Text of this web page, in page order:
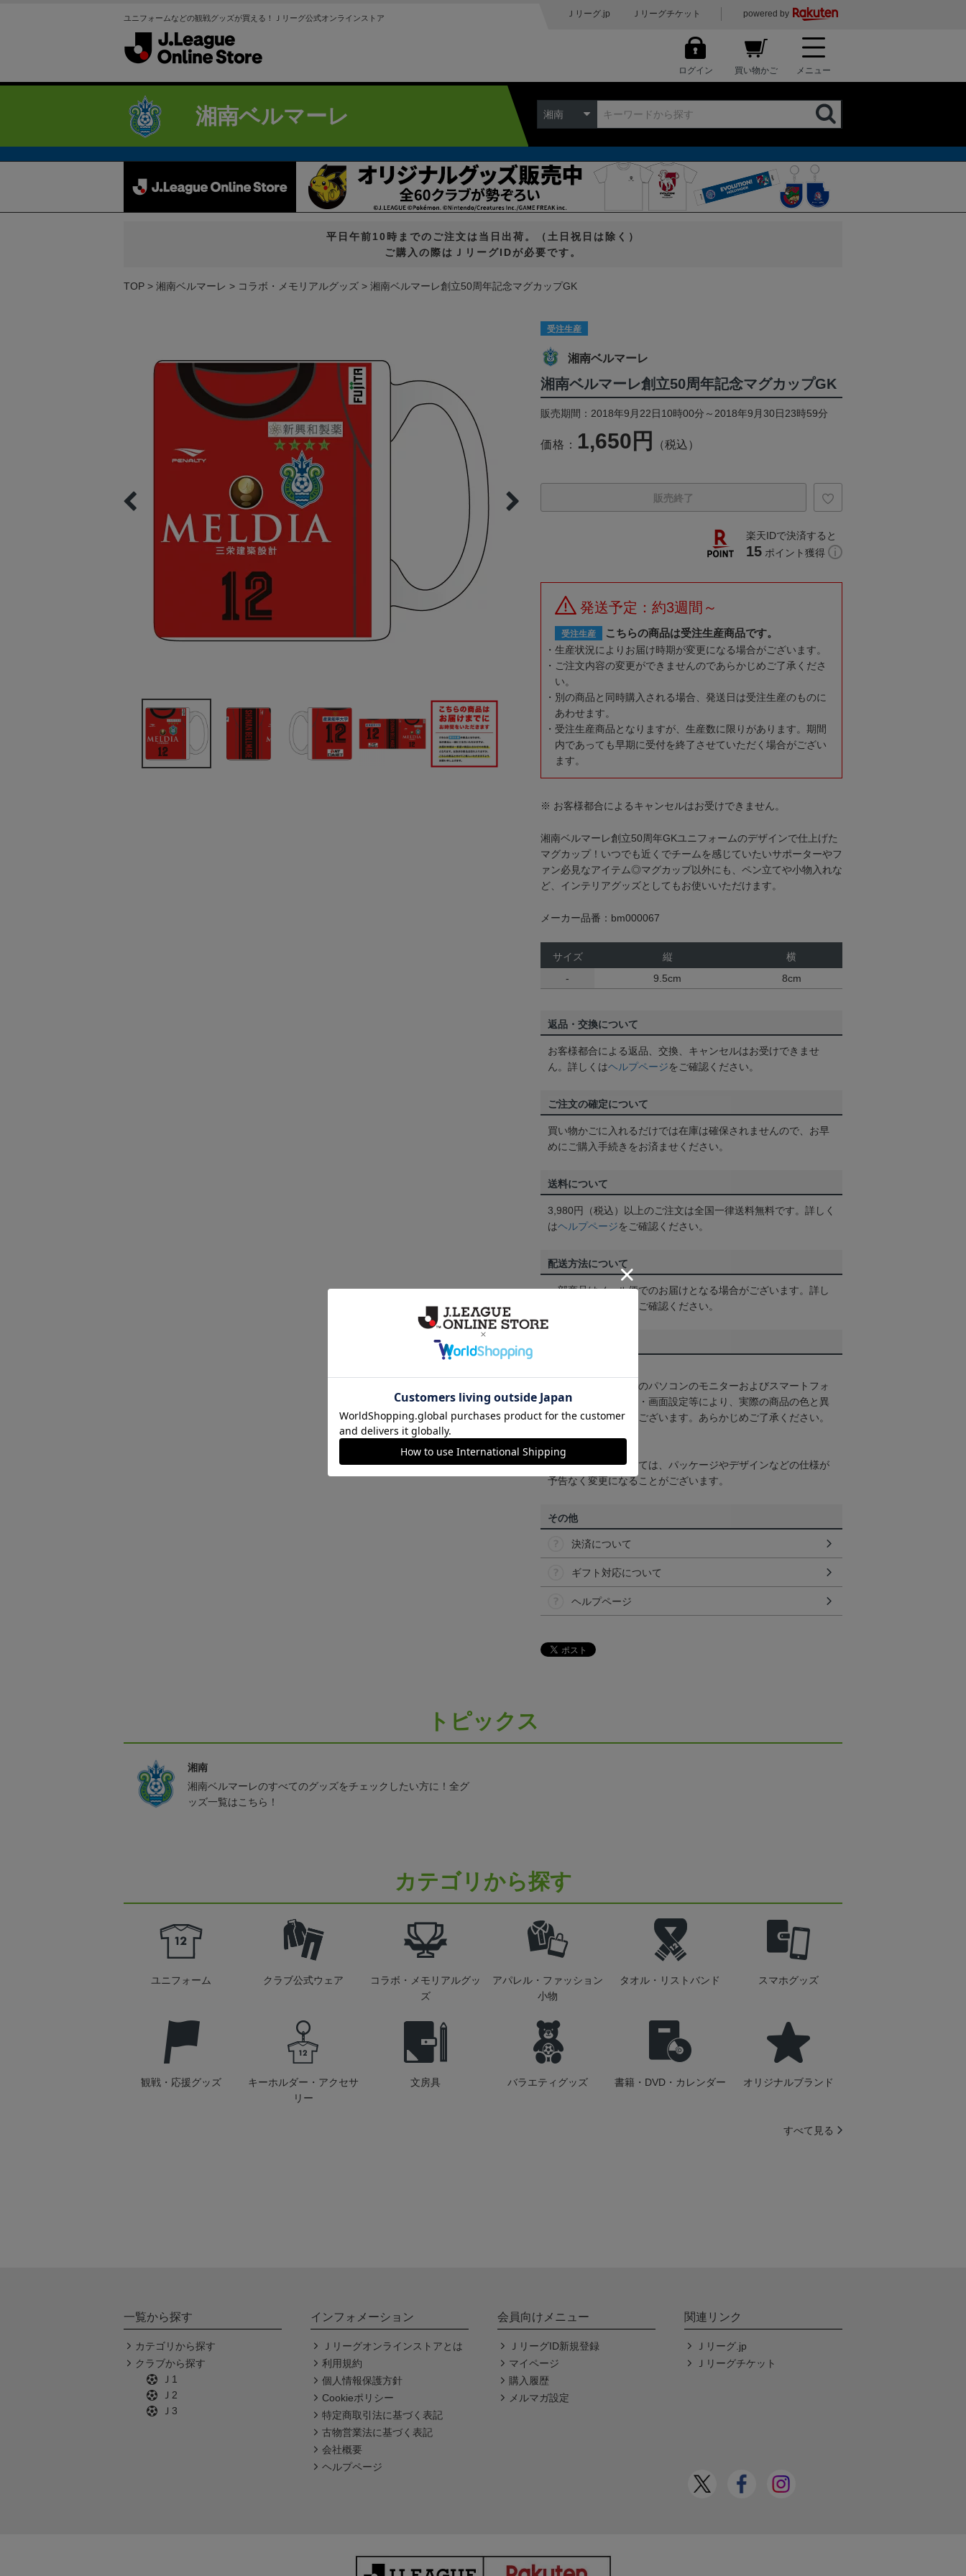
ユニフォームなどの観戦グッズが買える！Ｊリーグ公式オンラインストア Ｊリーグ.jp Ｊリーグチケット powered by
ログイン 買い物かご メニュー
湘南ベルマーレ 湘南
平日午前10時までのご注文は当日出荷。（土日祝日は除く）
ご購入の際はＪリーグIDが必要です。
TOP 湘南ベルマーレ コラボ・メモリアルグッズ 湘南ベルマーレ創立50周年記念マグカップGK
受注生産
湘南ベルマーレ
湘南ベルマーレ創立50周年記念マグカップGK
販売期間：2018年9月22日10時00分～2018年9月30日23時59分
価格： 1,650円 （税込）
販売終了
楽天IDで決済すると
15 ポイント獲得
発送予定：約3週間～
受注生産 こちらの商品は受注生産商品です。
生産状況によりお届け時期が変更になる場合がございます。
ご注文内容の変更ができませんのであらかじめご了承くださ
い。
別の商品と同時購入される場合、発送日は受注生産のものに
あわせます。
受注生産商品となりますが、生産数に限りがあります。期間
内であっても早期に受付を終了させていただく場合がござい
ます。
※ お客様都合によるキャンセルはお受けできません。
湘南ベルマーレ創立50周年GKユニフォームのデザインで仕上げた
マグカップ！いつでも近くでチームを感じていたいサポーターやフ
ァン必見なアイテム◎マグカップ以外にも、ペン立てや小物入れな
ど、インテリアグッズとしてもお使いいただけます。
メーカー品番：bm000067
サイズ 縦
横
-
9.5cm 8cm
返品・交換について
お客様都合による返品、交換、キャンセルはお受けできませ
ん。詳しくはヘルプページをご確認ください。
ご注文の確定について
買い物かごに入れるだけでは在庫は確保されませんので、お早
めにご購入手続きをお済ませください。
送料について
3,980円（税込）以上のご注文は全国一律送料無料です。詳しく
はヘルプページをご確認ください。
配送方法について
一部商品はメール便でのお届けとなる場合がございます。詳し
をご確認ください。
商品画像は、お使いのパソコンのモニターおよびスマートフォ
ンのメーカー・機種・画面設定等により、実際の商品の色と異
なって見える場合がございます。あらかじめご了承ください。
【仕様について】
取り扱い商品によっては、パッケージやデザインなどの仕様が
予告なく変更になることがございます。
その他
決済について
ギフト対応について
ヘルプページ
トピックス
湘南
湘南ベルマーレのすべてのグッズをチェックしたい方に！全グ
ッズ一覧はこちら！
カテゴリから探す
ユニフォーム クラブ公式ウェア
コラボ・メモリアルグッ
ズ
アパレル・ファッション
小物
タオル・リストバンド スマホグッズ
観戦・応援グッズ
キーホルダー・アクセサ
リー
文房具 バラエティグッズ 書籍・DVD・カレンダー オリジナルブランド
すべて見る
一覧から探す
カテゴリから探す
クラブから探す
Ｊ1
Ｊ2
Ｊ3
インフォメーション
Ｊリーグオンラインストアとは
利用規約
個人情報保護方針
Cookieポリシー
特定商取引法に基づく表記
古物営業法に基づく表記
会社概要
ヘルプページ
会員向けメニュー
ＪリーグID新規登録
マイページ
購入履歴
メルマガ設定
関連リンク
Ｊリーグ.jp
Ｊリーグチケット